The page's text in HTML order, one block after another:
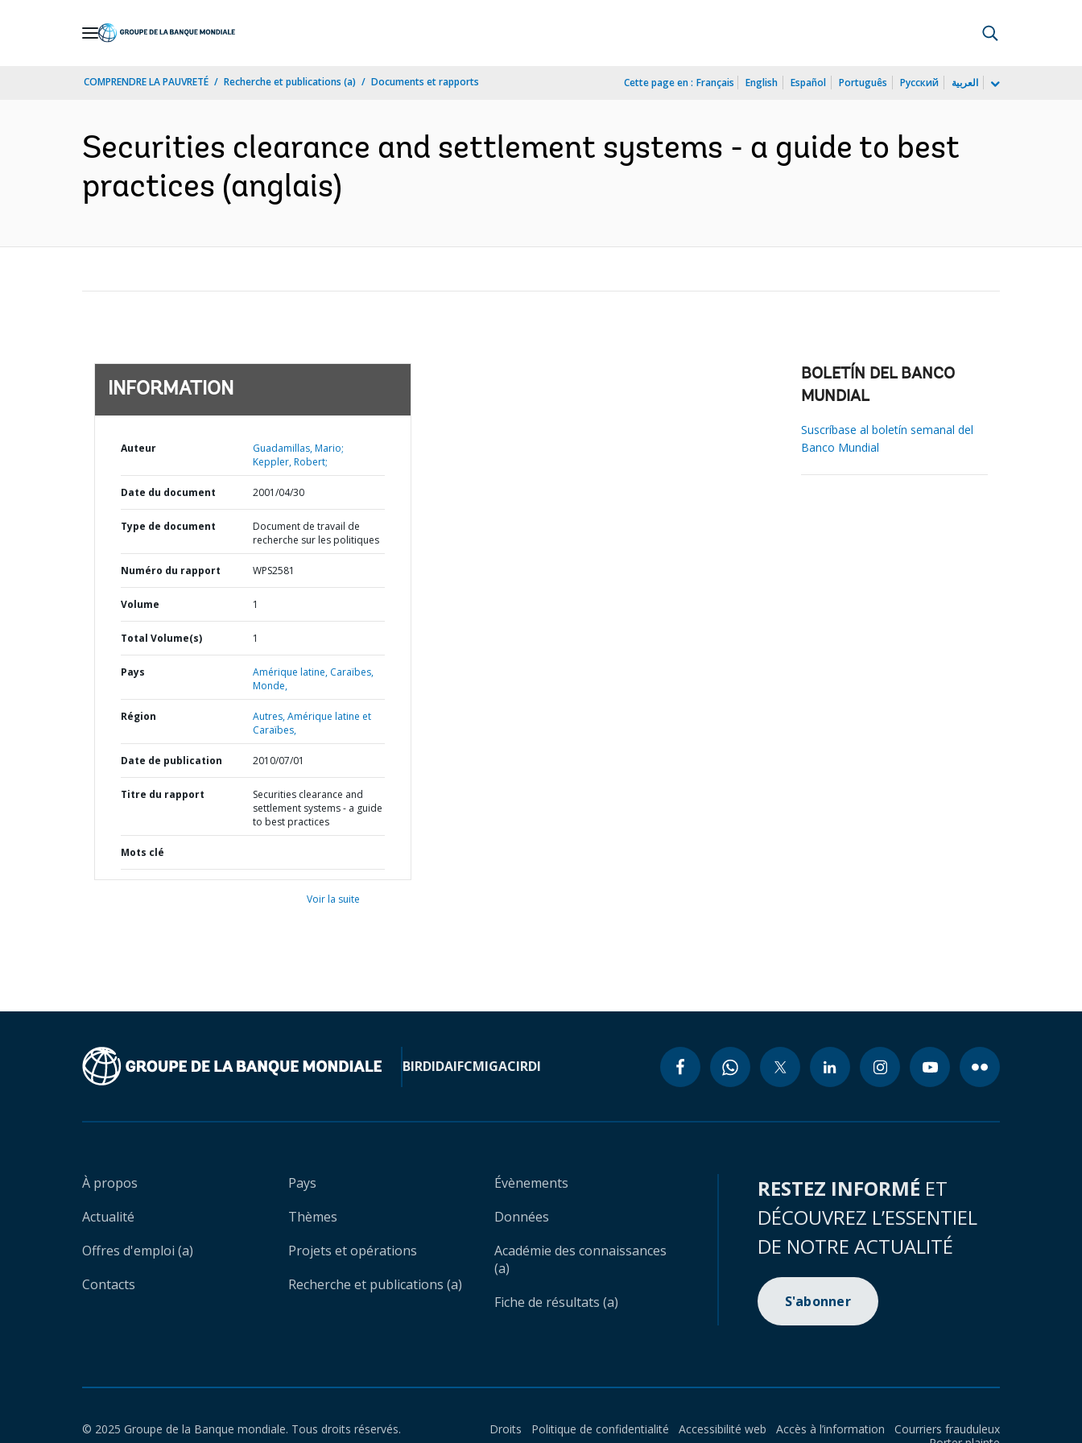
COMPRENDRE LA PAUVRETÉ Recherche et publications (a) Documents et rapports Cette page en : Français English Español Português Русский العربية
Securities clearance and settlement systems - a guide to best
practices (anglais)
INFORMATION
Auteur
Guadamillas, Mario;
Keppler, Robert;
Date du document 2001/04/30
Type de document
Document de travail de
recherche sur les politiques
Numéro du rapport WPS2581
Volume 1
Total Volume(s) 1
Pays Amérique latine, Caraïbes,
Monde,
Région Autres,Amérique latine et
Caraïbes,
Date de publication 2010/07/01
Titre du rapport
Securities clearance and
settlement systems - a guide
to best practices
Mots clé
Voir la suite
BOLETÍN DEL BANCO
MUNDIAL
Suscríbase al boletín semanal del
Banco Mundial
BIRDIDAIFCMIGACIRDI
À propos
Actualité
Offres d'emploi (a)
Contacts
Pays
Thèmes
Projets et opérations
Recherche et publications (a)
Évènements
Données
Académie des connaissances
(a)
Fiche de résultats (a)
RESTEZ INFORMÉ ET
DÉCOUVREZ L’ESSENTIEL
DE NOTRE ACTUALITÉ
S'abonner
© 2025 Groupe de la Banque mondiale. Tous droits réservés. Droits Politique de confidentialité Accessibilité web Accès à l’information
Courriers frauduleux